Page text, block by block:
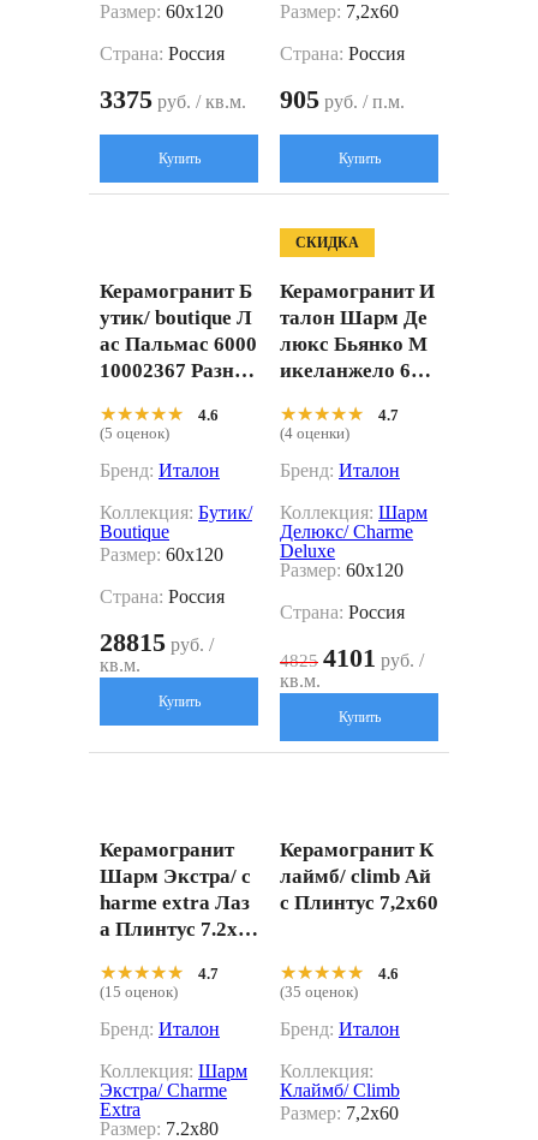
Размер: 60x120
Страна: Россия
3375 руб. / кв.м.
Купить
Размер: 7,2x60
Страна: Россия
905 руб. / п.м.
Купить
Керамогранит Б
утик/ boutique Л
ас Пальмас 6000
10002367 Разноц
★★★★★
★★★★★
4.6
(5 оценок)
Бренд: Италон
Коллекция: Бутик/
Boutique
Размер: 60x120
Страна: Россия
28815 руб. /
кв.м.
Купить
СКИДКА
Керамогранит И
талон Шарм Де
люкс Бьянко М
икеланжело 610
й 60x120
★★★★★
★★★★★
4.7
(4 оценки)
Бренд: Италон
Коллекция: Шарм
Делюкс/ Charme
Deluxe
Размер: 60x120
Страна: Россия
4825 4101 руб. /
кв.м.
Купить
Керамогранит
Шарм Экстра/ c
harme extra Лаз
а Плинтус 7.2x8
★★★★★
★★★★★
4.7
(15 оценок)
Бренд: Италон
Коллекция: Шарм
Экстра/ Charme
Extra
Размер: 7.2x80
Керамогранит К
лаймб/ climb Ай
с Плинтус 7,2x60
★★★★★
★★★★★
4.6
(35 оценок)
Бренд: Италон
Коллекция:
Клаймб/ Climb
Размер: 7,2x60